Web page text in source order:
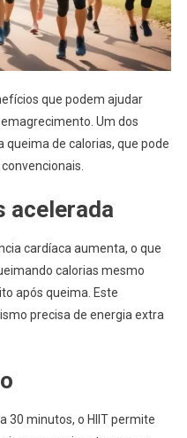
que podem ajudar
Um dos
queima de calorias, que pode
acelerada
cardíaca aumenta, o que
calorias mesmo
após queima. Este
precisa de energia extra
30 minutos, o HIIT permite